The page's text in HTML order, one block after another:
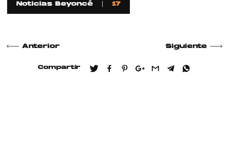
Noticias Beyoncé 17
Anterior Siguiente
Compartir